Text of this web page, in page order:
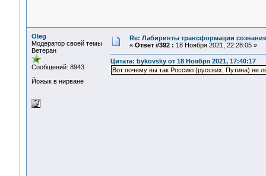
Oleg
Модератор своей темы
Ветеран
Сообщений: 8943
Йожык в нирване
Re: Лабиринты трансформации
« Ответ #392 : 18 Ноября 2021, 22:28:05 »
Цитата: bykovsky от 18 Ноября 2021, 17:40:17
Вот почему вы так Россию (русских, Путина) не